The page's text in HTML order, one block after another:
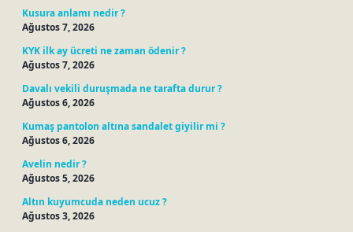
Kusura anlamı nedir ?
Ağustos 7, 2026
KYK ilk ay ücreti ne zaman ödenir ?
Ağustos 7, 2026
Davalı vekili duruşmada ne tarafta durur ?
Ağustos 6, 2026
Kumaş pantolon altına sandalet giyilir mi ?
Ağustos 6, 2026
Avelin nedir ?
Ağustos 5, 2026
Altın kuyumcuda neden ucuz ?
Ağustos 3, 2026